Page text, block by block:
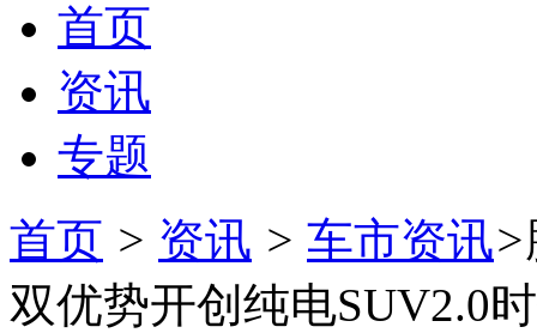
首页
资讯
专题
首页 > 资讯 > 车市资讯>
双优势开创纯电SUV2.0